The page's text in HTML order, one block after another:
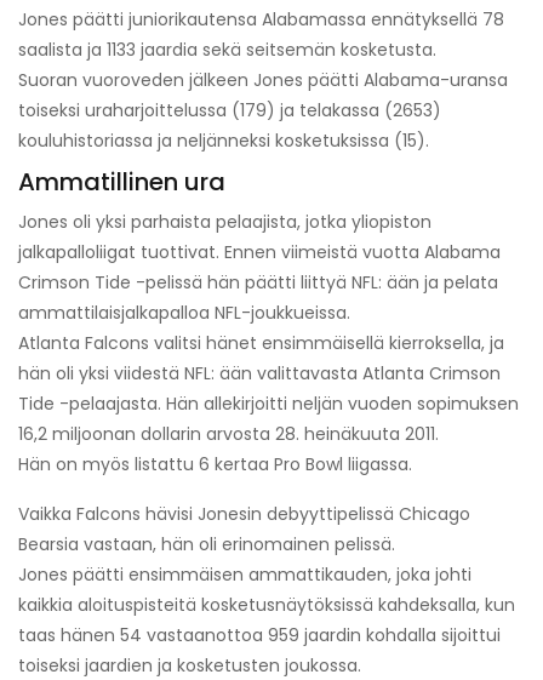
Jones päätti juniorikautensa Alabamassa ennätyksellä 78
saalista ja 1133 jaardia sekä seitsemän kosketusta.
Suoran vuoroveden jälkeen Jones päätti Alabama-uransa
toiseksi uraharjoittelussa (179) ja telakassa (2653)
kouluhistoriassa ja neljänneksi kosketuksissa (15).
Ammatillinen ura
Jones oli yksi parhaista pelaajista, jotka yliopiston
jalkapalloliigat tuottivat. Ennen viimeistä vuotta Alabama
Crimson Tide -pelissä hän päätti liittyä NFL: ään ja pelata
ammattilaisjalkapalloa NFL-joukkueissa.
Atlanta Falcons valitsi hänet ensimmäisellä kierroksella, ja
hän oli yksi viidestä NFL: ään valittavasta Atlanta Crimson
Tide -pelaajasta. Hän allekirjoitti neljän vuoden sopimuksen
16,2 miljoonan dollarin arvosta 28. heinäkuuta 2011.
Hän on myös listattu 6 kertaa Pro Bowl liigassa.
Vaikka Falcons hävisi Jonesin debyyttipelissä Chicago
Bearsia vastaan, hän oli erinomainen pelissä.
Jones päätti ensimmäisen ammattikauden, joka johti
kaikkia aloituspisteitä kosketusnäytöksissä kahdeksalla, kun
taas hänen 54 vastaanottoa 959 jaardin kohdalla sijoittui
toiseksi jaardien ja kosketusten joukossa.